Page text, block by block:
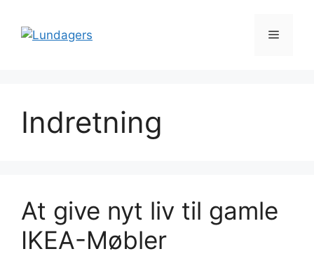
indhold
Menu
Indretning
At give nyt liv til gamle
IKEA-Møbler